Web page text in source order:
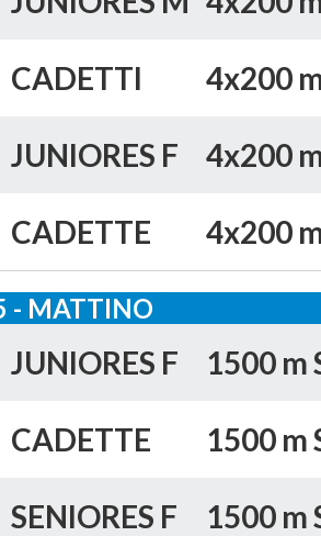
CADETTI 4x200
JUNIORES F 4x200
CADETTE 4x200
- MATTINO
JUNIORES F 1500 m
CADETTE 1500 m
SENIORES F 1500 m